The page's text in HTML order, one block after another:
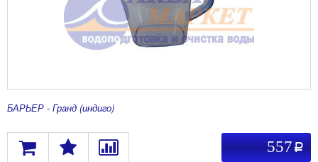
557 a
БАРЬЕР - Гранд (индиго)